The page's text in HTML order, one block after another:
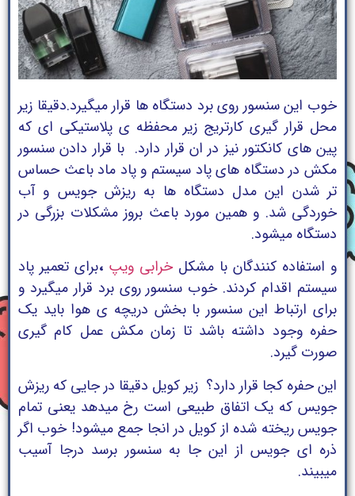
خوب این سنسور روی برد دستگاه ها قرار میگیرد.دقیقا زیر
محل قرار گیری کارتریج زیر محفظه ی پلاستیکی ای که
پین های کانکتور نیز در ان قرار دارد. با قرار دادن سنسور
مکش در دستگاه های پاد سیستم و پاد ماد باعث حساس
تر شدن این مدل دستگاه ها به ریزش جویس و آب
خوردگی شد. و همین مورد باعث بروز مشکلات بزرگی در
دستگاه میشود.
و استفاده کنندگان با مشکلخرابی ویپ ،برای تعمیر پاد
سیستم اقدام کردند. خوب سنسور روی برد قرار میگیرد و
برای ارتباط این سنسور با بخش دریچه ی هوا باید یک
حفره وجود داشته باشد تا زمان مکش عمل کام گیری
صورت گیرد.
این حفره کجا قرار دارد؟ زیر کویل دقیقا در جایی که ریزش
جویس که یک اتفاق طبیعی است رخ میدهد یعنی تمام
جویس ریخته شده از کویل در انجا جمع میشود! خوب اگر
ذره ای جویس از این جا به سنسور برسد درجا آسیب
میبیند.